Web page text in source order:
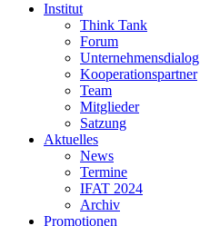
Institut
Think Tank
Forum
Unternehmensdialog
Kooperationspartner
Team
Mitglieder
Satzung
Aktuelles
News
Termine
IFAT 2024
Archiv
Promotionen